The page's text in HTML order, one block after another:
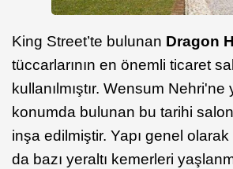
King Street’te bulunan Dragon
tüccarlarının en önemli ticaret
kullanılmıştır. Wensum Nehri'ne
konumda bulunan bu tarihi salon
inşa edilmiştir. Yapı genel
da bazı yeraltı kemerleri